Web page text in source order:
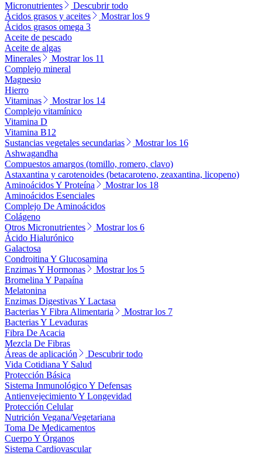
Micronutrientes
Descubrir todo
Ácidos grasos y aceites
Mostrar los 9
Ácidos grasos omega 3
Aceite de pescado
Aceite de algas
Minerales
Mostrar los 11
Complejo mineral
Magnesio
Hierro
Vitaminas
Mostrar los 14
Complejo vitamínico
Vitamina D
Vitamina B12
Sustancias vegetales secundarias
Mostrar los 16
Ashwagandha
Compuestos amargos (tomillo, romero, clavo)
Astaxantina y carotenoides (betacaroteno, zeaxantina, licopeno)
Aminoácidos Y Proteína
Mostrar los 18
Aminoácidos Esenciales
Complejo De Aminoácidos
Colágeno
Otros Micronutrientes
Mostrar los 6
Ácido Hialurónico
Galactosa
Condroitina Y Glucosamina
Enzimas Y Hormonas
Mostrar los 5
Bromelina Y Papaína
Melatonina
Enzimas Digestivas Y Lactasa
Bacterias Y Fibra Alimentaria
Mostrar los 7
Bacterias Y Levaduras
Fibra De Acacia
Mezcla De Fibras
Áreas de aplicación
Descubrir todo
Vida Cotidiana Y Salud
Protección Básica
Sistema Inmunológico Y Defensas
Antienvejecimiento Y Longevidad
Protección Celular
Nutrición Vegana/Vegetariana
Toma De Medicamentos
Cuerpo Y Órganos
Sistema Cardiovascular